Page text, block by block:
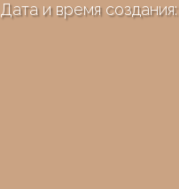
Дата и время